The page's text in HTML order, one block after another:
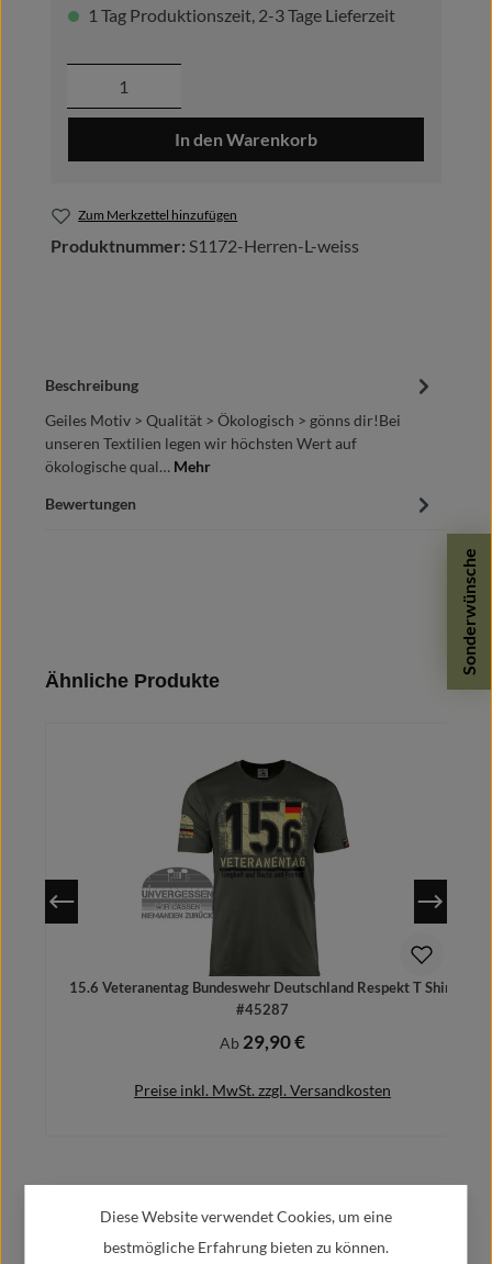
1 Tag Produktionszeit, 2-3 Tage Lieferzeit
Produkt Anzahl: Gib den gewünschten
In den Warenkorb
Zum Merkzettel hinzufügen
Produktnummer: S1172-Herren-L-weiss
Sonderwünsche
Beschreibung
Geiles Motiv > Qualität > Ökologisch > gönns dir!Bei
unseren Textilien legen wir höchsten Wert auf
ökologische qual… Mehr
Bewertungen
Produktgalerie überspringen
Ähnliche Produkte
15.6 Veteranentag Bundeswehr Deutschland Respekt T Shirt
#45287
Regulärer Preis:
Ab 29,90 €
Preise inkl. MwSt. zzgl. Versandkosten
Alfa GmbH / Alfashirt
Diese Website verwendet Cookies, um eine
bestmögliche Erfahrung bieten zu können.